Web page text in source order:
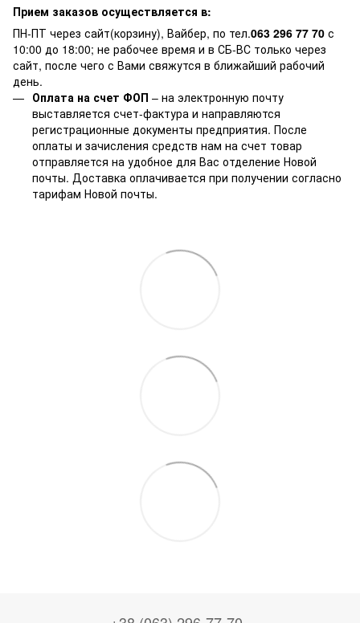
Прием заказов осуществляется в:
ПН-ПТ через сайт(корзину), Вайбер, по тел.063 296 77 70 с
10:00 до 18:00; не рабочее время и в СБ-ВС только через
сайт, после чего с Вами свяжутся в ближайший рабочий
день.
Оплата на счет ФОП – на электронную почту
выставляется счет-фактура и направляются
регистрационные документы предприятия. После
оплаты и зачисления средств нам на счет товар
отправляется на удобное для Вас отделение Новой
почты. Доставка оплачивается при получении согласно
тарифам Новой почты.